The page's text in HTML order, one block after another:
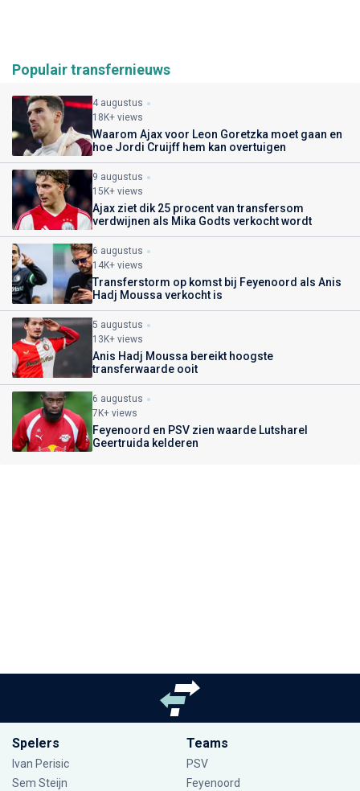
Populair transfernieuws
4 augustus
18K+ views
Waarom Ajax voor Leon Goretzka moet gaan en
hoe Jordi Cruijff hem kan overtuigen
9 augustus
15K+ views
Ajax ziet dik 25 procent van transfersom
verdwijnen als Mika Godts verkocht wordt
6 augustus
14K+ views
Transferstorm op komst bij Feyenoord als Anis
Hadj Moussa verkocht is
5 augustus
13K+ views
Anis Hadj Moussa bereikt hoogste
transferwaarde ooit
6 augustus
7K+ views
Feyenoord en PSV zien waarde Lutsharel
Geertruida kelderen
Spelers
Ivan Perisic
Sem Steijn
Teams
PSV
Feyenoord